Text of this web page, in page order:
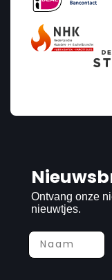
Ontvang onze
nieuwtjes.